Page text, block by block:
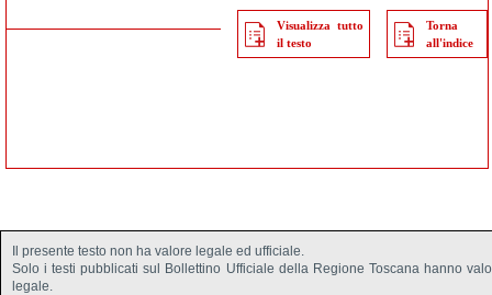
Visualizza tutto
il testo
Torna
all'indice
Il presente testo non ha valore legale ed ufficiale.
Solo i testi pubblicati sul Bollettino Ufficiale della Regione Toscana hanno
legale.